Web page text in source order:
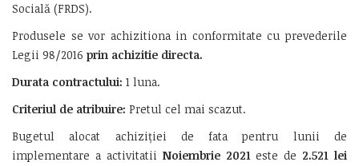
Socială (FRDS).
Produsele se vor achizitiona in conformitate cu prevederile
Legii 98/2016 prin achizitie directa.
Durata contractului: 1 luna.
Criteriul de atribuire: Pretul cel mai scazut.
Bugetul alocat achiziției de fata pentru lunii de
implementare a activitatii Noiembrie 2021este de 2.521 lei